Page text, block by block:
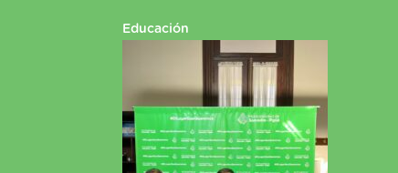
Educación